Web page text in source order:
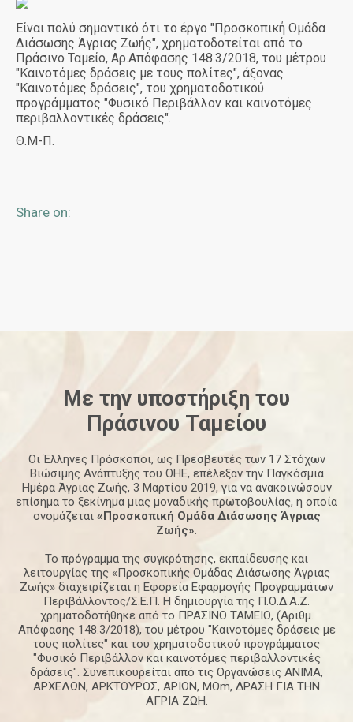
Είναι πολύ σημαντικό ότι το έργο "Προσκοπική Ομάδα
Διάσωσης Άγριας Ζωής", χρηματοδοτείται από το
Πράσινο Ταμείο, Αρ.Απόφασης 148.3/2018, του μέτρου
"Καινοτόμες δράσεις με τους πολίτες", άξονας
"Καινοτόμες δράσεις", του χρηματοδοτικού
προγράμματος "Φυσικό Περιβάλλον και καινοτόμες
περιβαλλοντικές δράσεις".
Θ.Μ-Π.
Share on:
Με την υποστήριξη του
Πράσινου Ταμείου
Οι Έλληνες Πρόσκοποι, ως Πρεσβευτές των 17 Στόχων
Βιώσιμης Ανάπτυξης του ΟΗΕ, επέλεξαν την Παγκόσμια
Ημέρα Άγριας Ζωής, 3 Μαρτίου 2019, για να ανακοινώσουν
επίσημα το ξεκίνημα μιας μοναδικής πρωτοβουλίας, η οποία
ονομάζεται «Προσκοπική Ομάδα Διάσωσης Άγριας
Ζωής».
Το πρόγραμμα της συγκρότησης, εκπαίδευσης και
λειτουργίας της «Προσκοπικής Ομάδας Διάσωσης Άγριας
Ζωής» διαχειρίζεται η Εφορεία Εφαρμογής Προγραμμάτων
Περιβάλλοντος/Σ.Ε.Π. Η δημιουργία της Π.Ο.Δ.Α.Ζ.
χρηματοδοτήθηκε από το ΠΡΑΣΙΝΟ ΤΑΜΕΙΟ, (Αριθμ.
Απόφασης 148.3/2018), του μέτρου "Καινοτόμες δράσεις με
τους πολίτες" και του χρηματοδοτικού προγράμματος
"Φυσικό Περιβάλλον και καινοτόμες περιβαλλοντικές
δράσεις". Συνεπικουρείται από τις Οργανώσεις ΑΝΙΜΑ,
ΑΡΧΕΛΩΝ, ΑΡΚΤΟΥΡΟΣ, ΑΡΙΩΝ, ΜΟm, ΔΡΑΣΗ ΓΙΑ ΤΗΝ
ΑΓΡΙΑ ΖΩΗ.